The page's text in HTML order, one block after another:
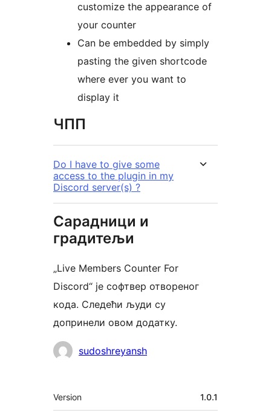
customize the appearance of
your counter
Can be embedded by simply
pasting the given shortcode
where ever you want to
display it
ЧПП
Do I have to give some
access to the plugin in my
Discord server(s) ?
Сарадници и
градитељи
„Live Members Counter For
Discord“ је софтвер отвореног
кода. Следећи људи су
допринели овом додатку.
Сараднициsudoshreyansh
Мета
Version 1.0.1